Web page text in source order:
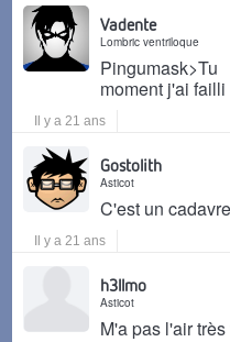
Vadente
Lombric ventriloque
moment j'ai
Il y a 21 ans
Gostolith
Asticot
C'est un
Il y a 21 ans
h3llmo
Asticot
M'a pas l'air